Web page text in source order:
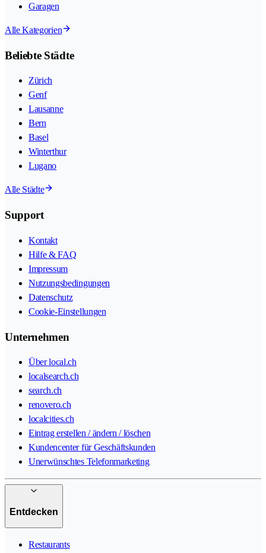
Garagen
Alle Kategorien
Beliebte Städte
Zürich
Genf
Lausanne
Bern
Basel
Winterthur
Lugano
Alle Städte
Support
Kontakt
Hilfe & FAQ
Impressum
Nutzungsbedingungen
Datenschutz
Cookie-Einstellungen
Unternehmen
Über local.ch
localsearch.ch
search.ch
renovero.ch
localcities.ch
Eintrag erstellen / ändern / löschen
Kundencenter für Geschäftskunden
Unerwünschtes Telefonmarketing
Entdecken
Restaurants